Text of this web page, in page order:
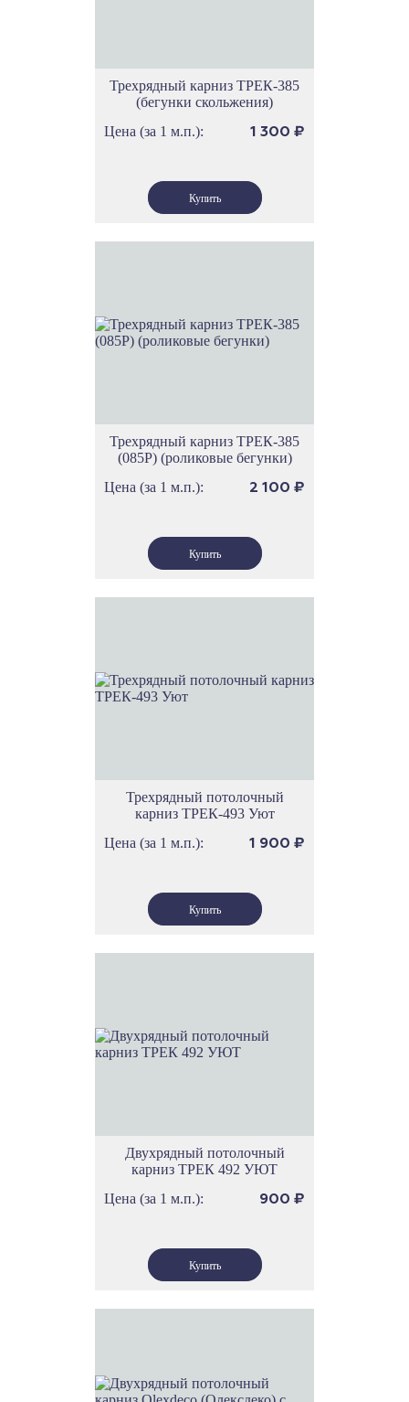
Трехрядный карниз ТРЕК-385
(бегунки скольжения)
Цена (за 1 м.п.):
1 300 ₽
Трехрядный карниз ТРЕК-385
(085Р) (роликовые бегунки)
Цена (за 1 м.п.):
2 100 ₽
Трехрядный потолочный
карниз ТРЕК-493 Уют
Цена (за 1 м.п.):
1 900 ₽
Двухрядный потолочный
карниз ТРЕК 492 УЮТ
Цена (за 1 м.п.):
900 ₽